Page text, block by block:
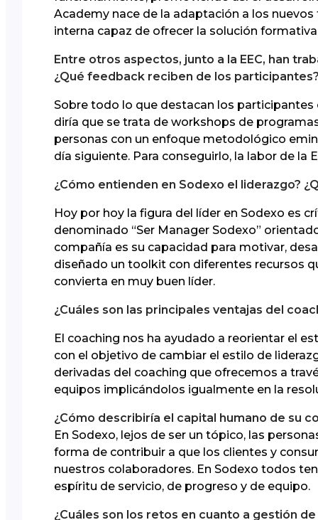
Academy nace de la adaptación a los
interna capaz de ofrecer la solución
Entre otros aspectos, junto a la EEC, han
¿Qué feedback reciben de los
Sobre todo lo que destacan los
diría que se trata de workshops de
personas con un enfoque metodológico
día siguiente. Para conseguirlo, la labor de la
¿Cómo entienden en Sodexo el liderazgo?
Hoy por hoy la figura del líder en Sodexo es
denominado “Ser Manager Sodexo”
compañía es su capacidad para motivar,
diseñado un toolkit con diferentes recursos
convierta en muy buen líder.
¿Cuáles son las principales ventajas del
El coaching nos ha ayudado a reorientar el
con el objetivo de cambiar el estilo de
derivadas del coaching que ofrecemos a
equipos implicándolos igualmente en la
¿Cómo describiría el capital humano de su
En Sodexo, lejos de ser un tópico, las
forma de contribuir a que los clientes y
nuestros colaboradores. En Sodexo todos
espíritu de servicio, de progreso y de equipo.
¿Cuáles son los retos en cuanto a gestión